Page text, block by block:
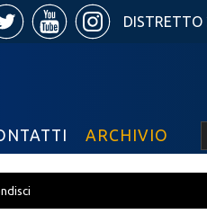
DISTRETTO
ARCHIVIO